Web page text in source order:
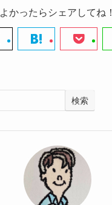
よかったらシェアしてね！
検索